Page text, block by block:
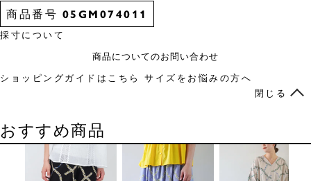
商品番号 05GM074011
採寸について
商品についてのお問い合わせ
ショッピングガイドはこちら サイズをお悩みの方へ
閉じる
おすすめ商品